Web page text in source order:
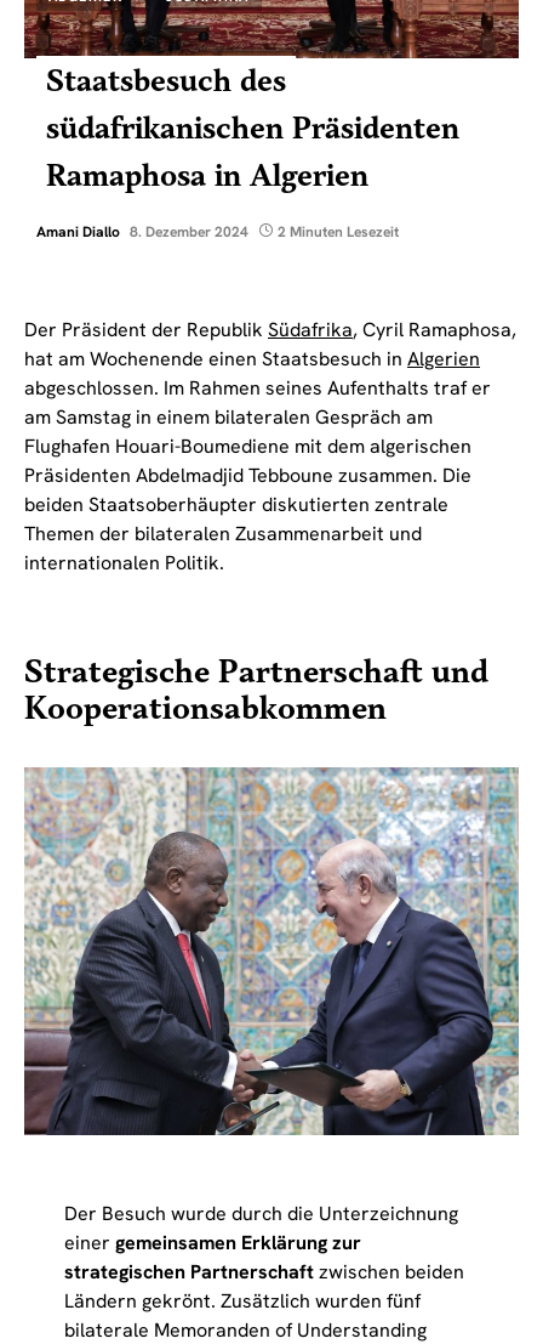
Staatsbesuch des
südafrikanischen Präsidenten
Ramaphosa in Algerien
Amani Diallo 8. Dezember 2024 2 Minuten Lesezeit
Der Präsident der Republik Südafrika, Cyril Ramaphosa,
hat am Wochenende einen Staatsbesuch in Algerien
abgeschlossen. Im Rahmen seines Aufenthalts traf er
am Samstag in einem bilateralen Gespräch am
Flughafen Houari-Boumediene mit dem algerischen
Präsidenten Abdelmadjid Tebboune zusammen. Die
beiden Staatsoberhäupter diskutierten zentrale
Themen der bilateralen Zusammenarbeit und
internationalen Politik.
Strategische Partnerschaft und
Kooperationsabkommen
Der Besuch wurde durch die Unterzeichnung
einer gemeinsamen Erklärung zur
strategischen Partnerschaftzwischen beiden
Ländern gekrönt. Zusätzlich wurden fünf
bilaterale Memoranden of Understanding